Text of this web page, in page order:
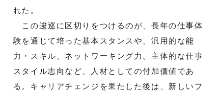
れた。
この逡巡に区切りをつけるのが、長年の仕事体
験を通じて培った基本スタンスや、汎用的な能
力・スキル、ネットワーキング力、主体的な仕事
スタイル志向など、人材としての付加価値であ
る。キャリアチェンジを果たした後は、新しいフ